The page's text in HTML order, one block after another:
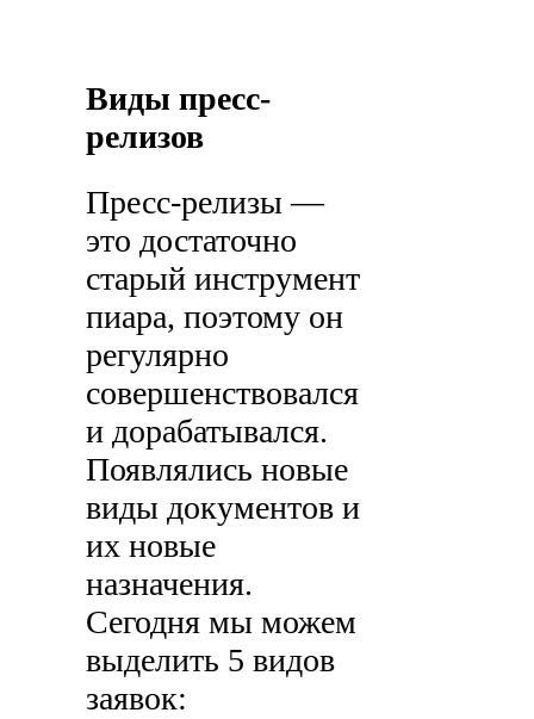
Виды пресс-
релизов
Пресс-релизы —
это достаточно
старый инструмент
пиара, поэтому он
регулярно
совершенствовался
и дорабатывался.
Появлялись новые
виды документов и
их новые
назначения.
Сегодня мы можем
выделить 5 видов
заявок: